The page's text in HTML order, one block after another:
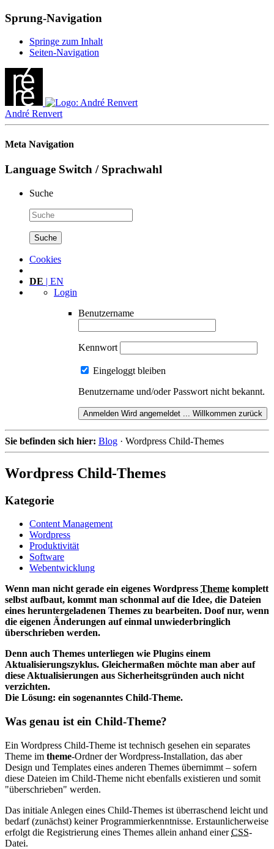
Sprung-Navigation
Springe zum Inhalt
Seiten-Navigation
André Renvert
Meta Navigation
Language Switch / Sprachwahl
Suche
Cookies
DE | EN
Login
Benutzername
Kennwort
Eingeloggt bleiben
Benutzername und/oder Passwort nicht bekannt.
Anmelden Wird angemeldet ... Willkommen zurück
Sie befinden sich hier: Blog · Wordpress Child-Themes
Wordpress Child-Themes
Kategorie
Content Management
Wordpress
Produktivität
Software
Webentwicklung
Wenn man nicht gerade ein eigenes Wordpress Theme komplett
selbst aufbaut, kommt man schonmal auf die Idee, die Dateien
eines heruntergeladenen Themes zu bearbeiten. Doof nur, wenn
die eigenen Änderungen auf einmal unwiederbringlich
überschrieben werden.
Denn auch Themes unterliegen wie Plugins einem
Aktualisierungszyklus. Gleichermaßen möchte man aber auf
diese Aktualisierungen aus Sicherheitsgründen auch nicht
verzichten.
Die Lösung: ein sogenanntes Child-Theme.
Was genau ist ein Child-Theme?
Ein Wordpress Child-Theme ist technisch gesehen ein separates
Theme im theme-Ordner der Wordpress-Installation, das aber
Design und Templates eines anderen Themes übernimmt – sofern
diese Dateien im Child-Theme nicht ebenfalls existieren und somit
"überschrieben" werden.
Das initiale Anlegen eines Child-Themes ist überraschend leicht und
bedarf (zunächst) keiner Programmierkenntnisse. Erstaunlicherweise
erfolgt die Registrierung eines Themes allein anhand einerCSS-
Datei.